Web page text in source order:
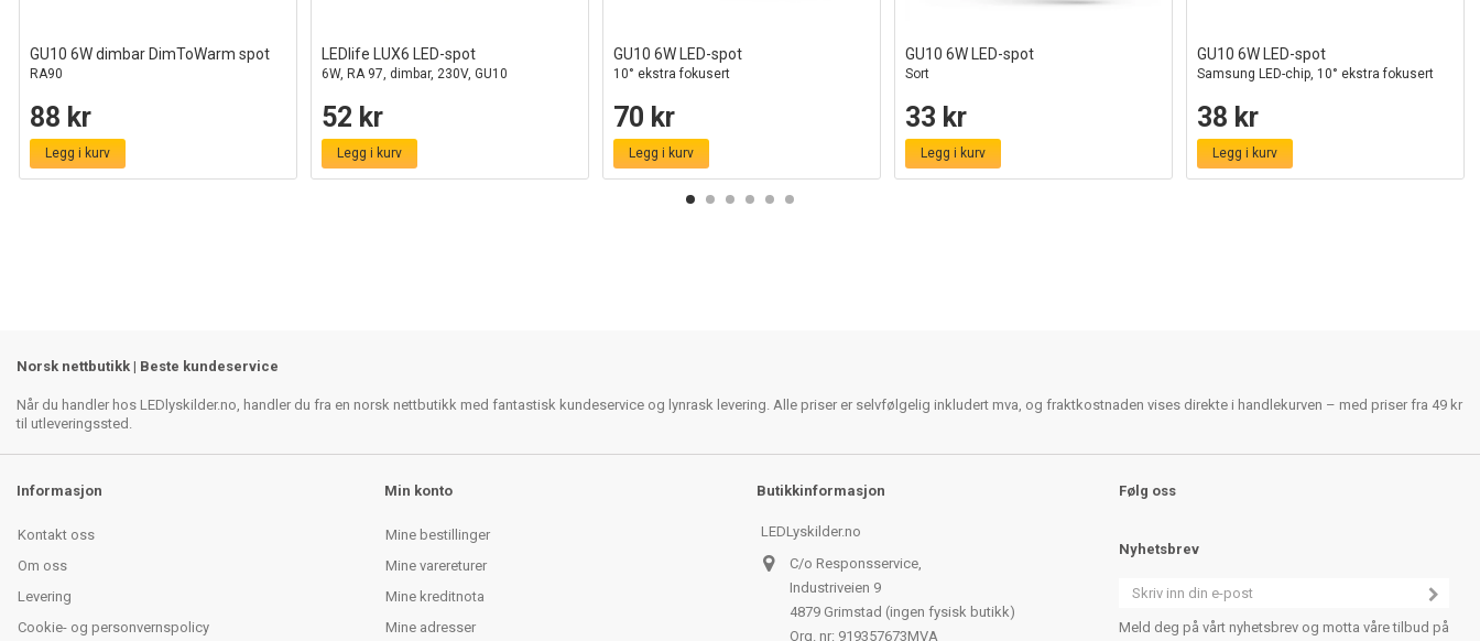
GU10 6W dimbar DimToWarm spot
RA90
88 kr
Legg i kurv
LEDlife LUX6 LED-spot
6W, RA 97, dimbar, 230V, GU10
52 kr
Legg i kurv
GU10 6W LED-spot
10° ekstra fokusert
70 kr
Legg i kurv
GU10 6W LED-spot
Sort
33 kr
Legg i kurv
GU10 6W LED-spot
Samsung LED-chip, 10° ekstra fokusert
38 kr
Legg i kurv
Norsk nettbutikk | Beste kundeservice
Når du handler hos LEDlyskilder.no, handler du fra en norsk nettbutikk med fantastisk kundeservice og lynrask levering. Alle priser er selvfølgelig inkludert mva, og fraktkostnaden vises direkte i handlekurven – med priser fra 49 kr
til utleveringssted.
Informasjon
Kontakt oss
Om oss
Levering
Cookie- og personvernspolicy
Min konto
Mine bestillinger
Mine varereturer
Mine kreditnota
Mine adresser
Butikkinformasjon
LEDLyskilder.no
C/o Responsservice,
Industriveien 9
4879 Grimstad (ingen fysisk butikk)
Org. nr: 919357673MVA
Følg oss
Nyhetsbrev
Meld deg på vårt nyhetsbrev og motta våre tilbud på